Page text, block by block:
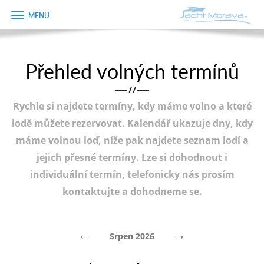
Úvodní strana
Plán plavby
Tipy na výlet
Fotogalerie
Zobrazit
menu
Přehled volných termínů
/ /
Rychle si najdete termíny, kdy máme volno a které
lodě můžete rezervovat. Kalendář ukazuje dny, kdy
máme volnou loď, níže pak najdete seznam lodí a
jejich přesné termíny. Lze si dohodnout i
individuální termín, telefonicky nás prosím
kontaktujte a dohodneme se.
← Srpen 2026 →
Objednávka
dárkového
Jméno
Telefon
E-mail